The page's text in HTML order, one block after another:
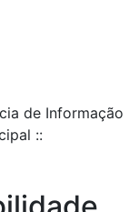
de Informação
::